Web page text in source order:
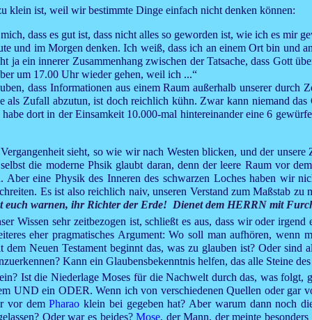
klein ist, weil wir bestimmte Dinge einfach nicht denken können:
dass es gut ist, dass nicht alles so geworden ist, wie ich es mir
und im Morgen denken. Ich weiß, dass ich an einem Ort bin und
ja ein innerer Zusammenhang zwischen der Tatsache, dass Gott
um 17.00 Uhr wieder gehen, weil ich ...“
dass Informationen aus einem Raum außerhalb unserer
als Zufall abzutun, ist doch reichlich kühn. Zwar kann niemand
dort in der Einsamkeit 10.000-mal hintereinander eine 6
sieht, so wie wir nach Westen blicken, und der
die moderne Phsik glaubt daran, denn der leere Raum vor
Aber eine Physik des Inneren des schwarzen Loches haben wir
Es ist also reichlich naiv, unseren Verstand zum Maßstab zu
euch warnen, ihr Richter der Erde! Dienet dem HERRN mit
Wissen sehr zeitbezogen ist, schließt es aus, dass wir oder
eher pragmatisches Argument: Wo soll man aufhören, wenn
Neuen Testament beginnt das, was zu glauben ist? Oder
Kann ein Glaubensbekenntnis helfen, das alle Steine
Ist die Niederlage Moses für die Nachwelt durch das, was folgt,
UND ein ODER. Wenn ich von verschiedenen Quellen oder gar
vor demPharao klein bei gegeben hat? Aber warum dann noch
Oder war es beides?Mose, der Mann, der meinte